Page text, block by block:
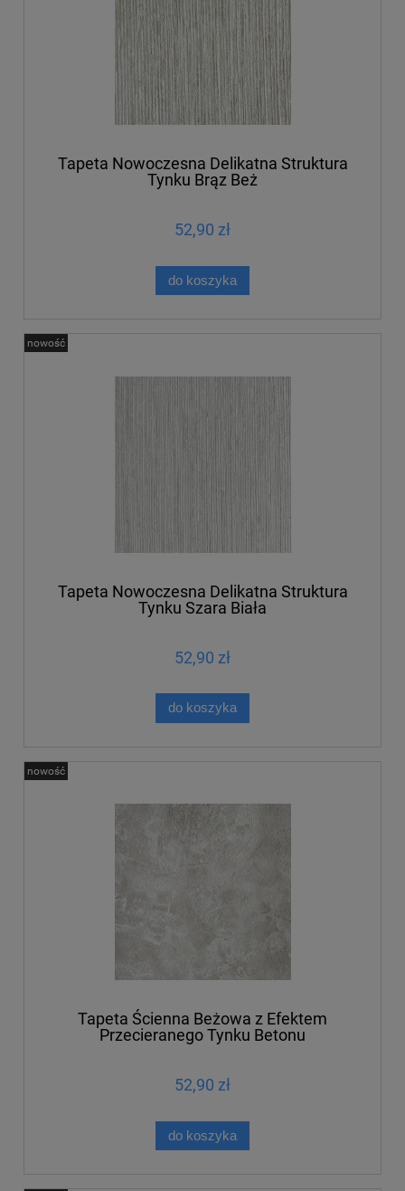
Tapeta Nowoczesna Delikatna Struktura
Tynku Brąz Beż
52,90 zł
do koszyka
Tapeta Nowoczesna Delikatna Struktura
Tynku Szara Biała
52,90 zł
do koszyka
nowość
Tapeta Ścienna Beżowa z Efektem
Przecieranego Tynku Betonu
52,90 zł
do koszyka
nowość